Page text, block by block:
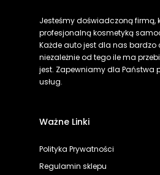
Jesteśmy doświadczoną firmą,
profesjonalną kosmetyką
Każde auto jest dla nas bardzo
niezależnie od tego ile ma
jest. Zapewniamy dla Państwa
usług.
Ważne Linki
Polityka Prywatności
Regulamin sklepu